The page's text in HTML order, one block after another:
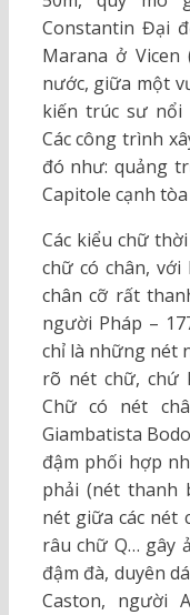
Constantin Đại
Marana ở
nước, giữa một
kiến trúc sư nổi
Các công trình
đó như: quảng
Capitole cạnh
Các kiểu chữ
chữ có chân,
chân cỡ rất
người Pháp –
chỉ là những nét
rõ nét chữ, chứ
Chữ có nét
Giambatista
đậm phối hợp
phải (nét thanh
nét giữa các nét
râu chữ Q… gây
đậm đà, duyên
Caston, người